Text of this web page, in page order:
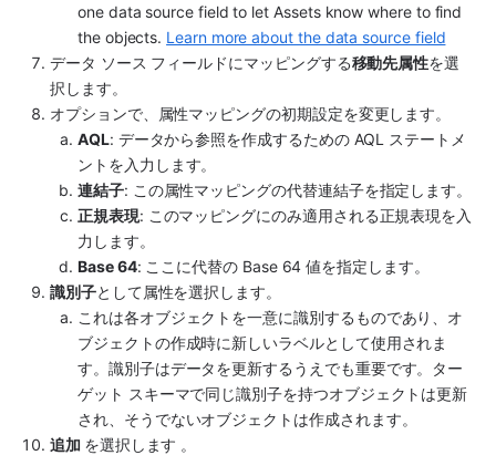
one data source field to let Assets know where to find
the objects. Learn more about the data source field
データ ソース フィールドにマッピングする移動先属性を選
択します。
オプションで、属性マッピングの初期設定を変更します。
AQL: データから参照を作成するための AQL ステートメ
ントを入力します。
連結子: この属性マッピングの代替連結子を指定します。
正規表現: このマッピングにのみ適用される正規表現を入
力します。
Base 64: ここに代替の Base 64 値を指定します。
識別子として属性を選択します。
これは各オブジェクトを一意に識別するものであり、オ
ブジェクトの作成時に新しいラベルとして使用されま
す。識別子はデータを更新するうえでも重要です。ター
ゲット スキーマで同じ識別子を持つオブジェクトは更新
され、そうでないオブジェクトは作成されます。
追加 を選択します 。